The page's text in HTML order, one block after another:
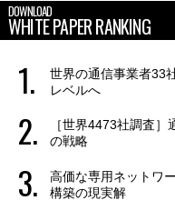
DOWNLOAD
WHITE PAPER RANKING
世界の通信事業者33
レベルへ
［世界4473社調査
の戦略
高価な専用ネットワ
構築の現実解